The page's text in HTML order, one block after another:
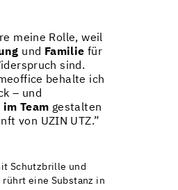
meine Rolle, weil
und Familie für
sind.
behalte ich
– und
Team gestalten
von UZIN UTZ.”